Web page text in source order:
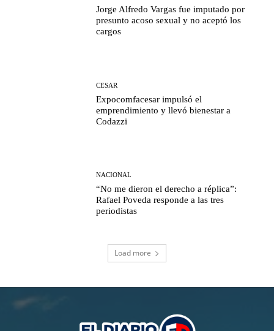
Jorge Alfredo Vargas fue imputado por
presunto acoso sexual y no aceptó los
cargos
CESAR
Expocomfacesar impulsó el
emprendimiento y llevó bienestar a
Codazzi
NACIONAL
“No me dieron el derecho a réplica”:
Rafael Poveda responde a las tres
periodistas
Load more